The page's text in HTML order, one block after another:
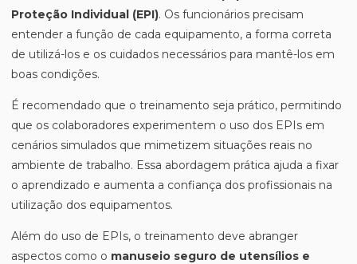
Proteção Individual (EPI). Os funcionários precisam
entender a função de cada equipamento, a forma correta
de utilizá-los e os cuidados necessários para mantê-los em
boas condições.
É recomendado que o treinamento seja prático, permitindo
que os colaboradores experimentem o uso dos EPIs em
cenários simulados que mimetizem situações reais no
ambiente de trabalho. Essa abordagem prática ajuda a fixar
o aprendizado e aumenta a confiança dos profissionais na
utilização dos equipamentos.
Além do uso de EPIs, o treinamento deve abranger
aspectos como o manuseio seguro de utensílios e